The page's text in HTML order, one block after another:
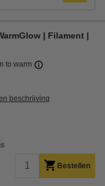
| Filament |
to warm
beschrijving
Bestellen